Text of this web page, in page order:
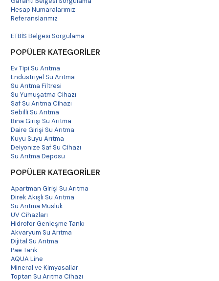
Hesap Numaralarımız
Referanslarımız
ETBİS Belgesi Sorgulama
POPÜLER KATEGORİLER
Ev Tipi Su Arıtma
Endüstriyel Su Arıtma
Su Arıtma Filtresi
Su Yumuşatma Cihazı
Saf Su Arıtma Cihazı
Sebilli Su Arıtma
Bina Girişi Su Arıtma
Daire Girişi Su Arıtma
Kuyu Suyu Arıtma
Deiyonize Saf Su Cihazı
Su Arıtma Deposu
POPÜLER KATEGORİLER
Apartman Girişi Su Arıtma
Direk Akışlı Su Arıtma
Su Arıtma Musluk
UV Cihazları
Hidrofor Genleşme Tankı
Akvaryum Su Arıtma
Dijital Su Arıtma
Pae Tank
AQUA Line
Mineral ve Kimyasallar
Toptan Su Arıtma Cihazı